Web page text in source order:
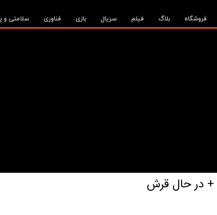
فروشگاه بلاگ فیلم سریال بازی فناوری سلامتی و
+ در حال قرش